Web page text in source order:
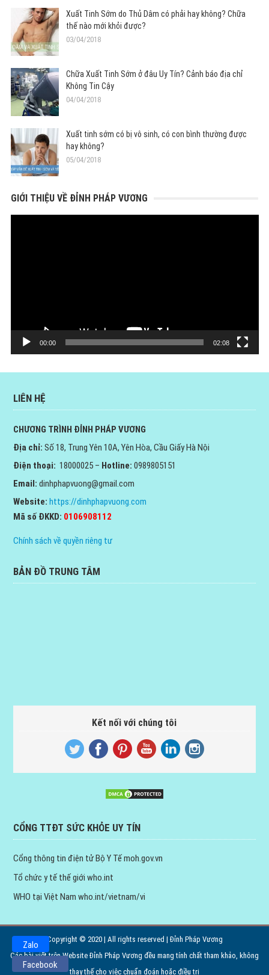
Xuất Tinh Sớm do Thủ Dâm có phải hay không? Chữa
thế nào mới khỏi được?
03/04/2018
Chữa Xuất Tinh Sớm ở đâu Uy Tín? Cảnh báo địa chỉ
Không Tin Cậy
04/04/2018
Xuất tinh sớm có bị vô sinh, có con bình thường được
hay không?
05/04/2018
GIỚI THIỆU VỀ ĐỈNH PHÁP VƯƠNG
00:00 02:08
LIÊN HỆ
CHƯƠNG TRÌNH ĐỈNH PHÁP VƯƠNG
Địa chỉ: Số 18, Trung Yên 10A, Yên Hòa, Cầu Giấy Hà Nội
Điện thoại: 18000025 – Hotline: 0989805151
Email: dinhphapvuong@gmail.com
Website: https://dinhphapvuong.com
Mã số ĐKKD: 0106908112
Chính sách về quyền riêng tư
BẢN ĐỒ TRUNG TÂM
Kết nối với chúng tôi
CỔNG TTĐT SỨC KHỎE UY TÍN
Cổng thông tin điện tử Bộ Y Tếmoh.gov.vn
Tổ chức y tế thế giới who.int
WHO tại Việt Nam who.int/vietnam/vi
Copyright © 2020 | All rights reserved | Đỉnh Pháp Vương
Các bài viết trên Website Đỉnh Pháp Vương đều mang tính chất tham khảo, không
thay thế cho việc chuẩn đoán hoặc điều trị
Zalo
Facebook